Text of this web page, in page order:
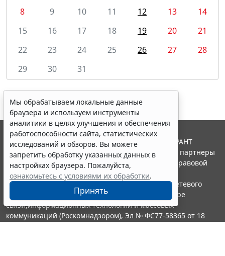
8
9 10 11 12 13
14
15
16 17 18 19 20
21
22
23 24 25 26 27
28
29
30 31
Мы обрабатываем локальные данные
браузера и используем инструменты
аналитики в целях улучшения и обеспечения
работоспособности сайта, статистических
исследований и обзоров. Вы можете
запретить обработку указанных данных в
настройках браузера. Пожалуйста,
ознакомьтесь с условиями их обработки.
Принять
© ООО "НПП "ГАРАНТ-СЕРВИС", 2026. Система ГАРАНТ
выпускается с 1990 года. Компания "Гарант" и ее партнеры
являются участниками Российской ассоциации правовой
информации ГАРАНТ.
Портал ГАРАНТ.РУ зарегистрирован в качестве сетевого
издания Федеральной службой по надзору в сфере
связи,информационных технологий и массовых
коммуникаций (Роскомнадзором), Эл № ФС77-58365 от 18